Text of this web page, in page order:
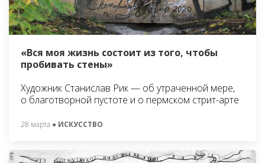
«Вся моя жизнь состоит из того, чтобы
пробивать стены»
Художник Станислав Рик — об утраченной мере,
о благотворной пустоте и о пермском стрит-арте
28 марта ● ИСКУССТВО